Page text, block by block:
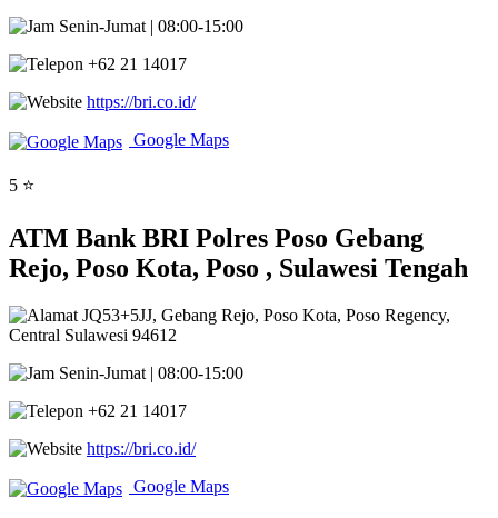
Senin-Jumat | 08:00-15:00
+62 21 14017
https://bri.co.id/
Google Maps
5 ⭐
ATM Bank BRI Polres Poso Gebang
Rejo, Poso Kota, Poso , Sulawesi Tengah
JQ53+5JJ, Gebang Rejo, Poso Kota, Poso Regency,
Central Sulawesi 94612
Senin-Jumat | 08:00-15:00
+62 21 14017
https://bri.co.id/
Google Maps